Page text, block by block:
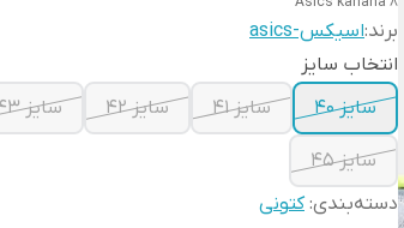
برند:اسیکس-asics
انتخاب سایز
سایز ۴۰
سایز ۴۱ سایز ۴۲ سایز ۴۳
سایز ۴۵
دسته‌بندی:کتونی